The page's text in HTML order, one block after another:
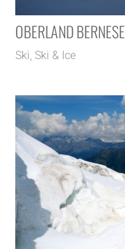
OBERLAND BERNESE
Ski ,Ski & Ice